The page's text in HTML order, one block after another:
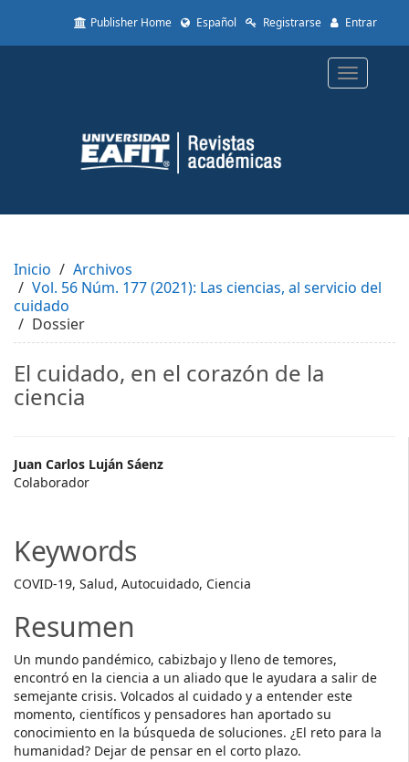
to
Content
Sidebar
Publisher Home Español Registrarse Entrar
Toggle
Inicio
Archivos
Vol. 56 Núm. 177 (2021): Las ciencias, al servicio del
cuidado
Dossier
El cuidado, en el corazón de la
ciencia
Main
Article
Juan Carlos Luján Sáenz
Colaborador
Keywords
COVID-19, Salud, Autocuidado, Ciencia
Resumen
Un mundo pandémico, cabizbajo y lleno de temores,
encontró en la ciencia a un aliado que le ayudara a salir de
semejante crisis. Volcados al cuidado y a entender este
momento, científicos y pensadores han aportado su
conocimiento en la búsqueda de soluciones. ¿El reto para la
humanidad? Dejar de pensar en el corto plazo.